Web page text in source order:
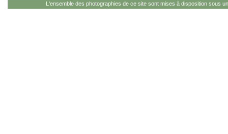
L'ensemble des photographies de ce site sont mises à disposition sous